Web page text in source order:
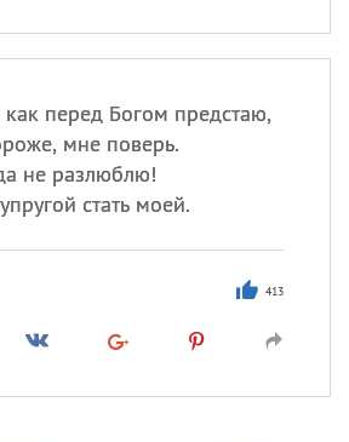
перед Богом предстаю,
мне поверь.
не разлюблю!
стать моей.
413